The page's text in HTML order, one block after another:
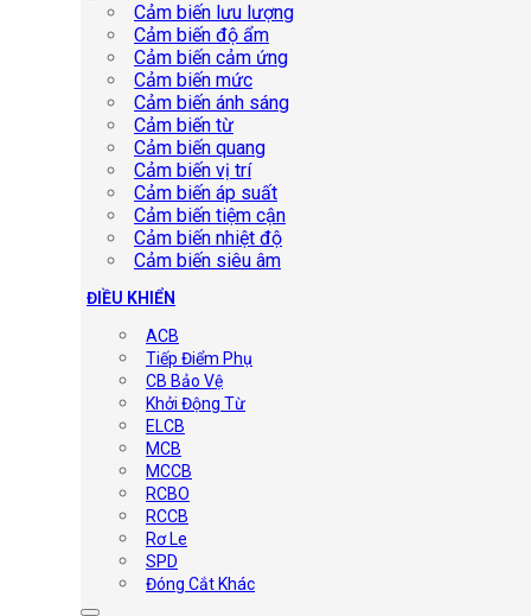
Cảm biến lưu lượng
Cảm biến độ ẩm
Cảm biến cảm ứng
Cảm biến mức
Cảm biến ánh sáng
Cảm biến từ
Cảm biến quang
Cảm biến vị trí
Cảm biến áp suất
Cảm biến tiệm cận
Cảm biến nhiệt độ
Cảm biến siêu âm
ĐIỀU KHIỂN
ACB
Tiếp Điểm Phụ
CB Bảo Vệ
Khởi Động Từ
ELCB
MCB
MCCB
RCBO
RCCB
Rơ Le
SPD
Đóng Cắt Khác